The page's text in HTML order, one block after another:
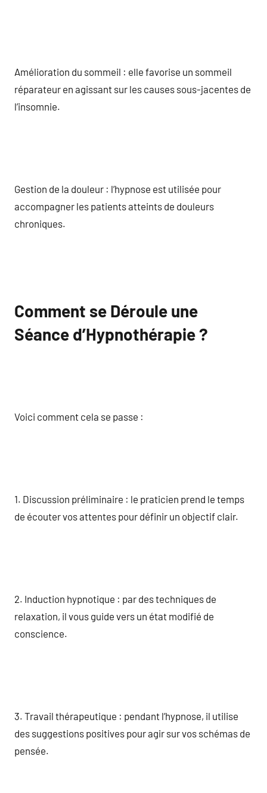
Amélioration du sommeil : elle favorise un sommeil
réparateur en agissant sur les causes sous-jacentes de
l’insomnie.
Gestion de la douleur : l’hypnose est utilisée pour
accompagner les patients atteints de douleurs
chroniques.
Comment se Déroule une
Séance d’Hypnothérapie ?
Voici comment cela se passe :
1. Discussion préliminaire : le praticien prend le temps
de écouter vos attentes pour définir un objectif clair.
2. Induction hypnotique : par des techniques de
relaxation, il vous guide vers un état modifié de
conscience.
3. Travail thérapeutique : pendant l’hypnose, il utilise
des suggestions positives pour agir sur vos schémas de
pensée.